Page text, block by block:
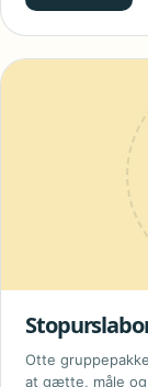
Otte
at gætte, måle